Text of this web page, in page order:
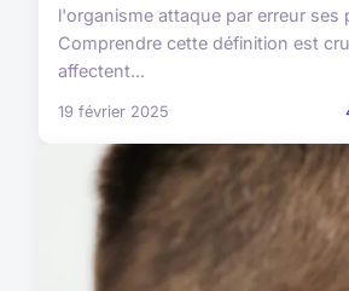
l'organisme attaque par erreur ses
Comprendre cette définition est
affectent...
19 février 2025